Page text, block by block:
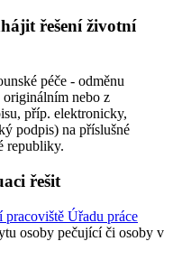
řešení životní
péče - odměnu
originálním nebo z
příp. elektronicky,
podpis) na příslušné
republiky.
řešit
pracoviště Úřadu práce
osoby pečující či osoby v